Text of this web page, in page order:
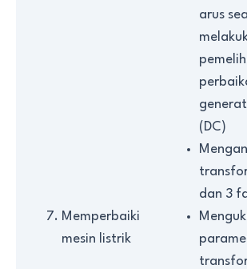
Memperbaiki
mesin listrik
arus
(DC)
dan 3